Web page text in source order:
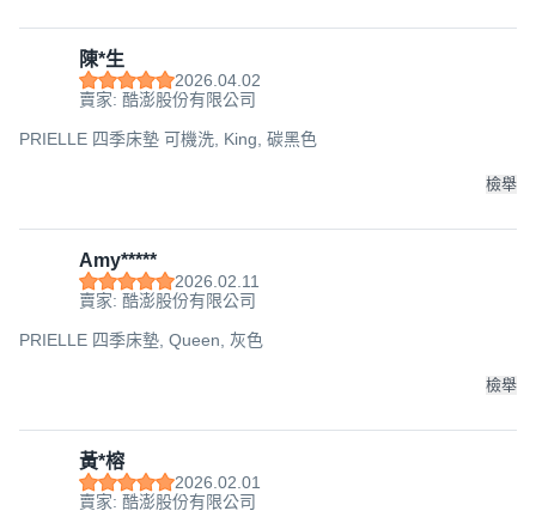
陳*生
2026.04.02
賣家: 酷澎股份有限公司
PRIELLE 四季床墊 可機洗, King, 碳黑色
檢舉
Amy*****
2026.02.11
賣家: 酷澎股份有限公司
PRIELLE 四季床墊, Queen, 灰色
檢舉
黃*榕
2026.02.01
賣家: 酷澎股份有限公司